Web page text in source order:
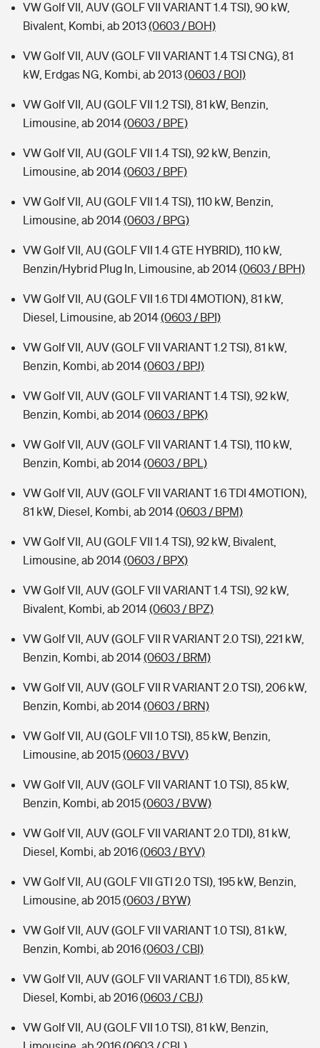
VW Golf VII, AUV (GOLF VII VARIANT 1.4 TSI), 90 kW,
Bivalent, Kombi, ab 2013(0603 / BOH)
VW Golf VII, AUV (GOLF VII VARIANT 1.4 TSI CNG), 81
kW, Erdgas NG, Kombi, ab 2013(0603 / BOI)
VW Golf VII, AU (GOLF VII 1.2 TSI), 81 kW, Benzin,
Limousine, ab 2014(0603 / BPE)
VW Golf VII, AU (GOLF VII 1.4 TSI), 92 kW, Benzin,
Limousine, ab 2014(0603 / BPF)
VW Golf VII, AU (GOLF VII 1.4 TSI), 110 kW, Benzin,
Limousine, ab 2014(0603 / BPG)
VW Golf VII, AU (GOLF VII 1.4 GTE HYBRID), 110 kW,
Benzin/Hybrid Plug In, Limousine, ab 2014(0603 / BPH)
VW Golf VII, AU (GOLF VII 1.6 TDI 4MOTION), 81 kW,
Diesel, Limousine, ab 2014(0603 / BPI)
VW Golf VII, AUV (GOLF VII VARIANT 1.2 TSI), 81 kW,
Benzin, Kombi, ab 2014(0603 / BPJ)
VW Golf VII, AUV (GOLF VII VARIANT 1.4 TSI), 92 kW,
Benzin, Kombi, ab 2014(0603 / BPK)
VW Golf VII, AUV (GOLF VII VARIANT 1.4 TSI), 110 kW,
Benzin, Kombi, ab 2014(0603 / BPL)
VW Golf VII, AUV (GOLF VII VARIANT 1.6 TDI 4MOTION),
81 kW, Diesel, Kombi, ab 2014(0603 / BPM)
VW Golf VII, AU (GOLF VII 1.4 TSI), 92 kW, Bivalent,
Limousine, ab 2014(0603 / BPX)
VW Golf VII, AUV (GOLF VII VARIANT 1.4 TSI), 92 kW,
Bivalent, Kombi, ab 2014(0603 / BPZ)
VW Golf VII, AUV (GOLF VII R VARIANT 2.0 TSI), 221 kW,
Benzin, Kombi, ab 2014(0603 / BRM)
VW Golf VII, AUV (GOLF VII R VARIANT 2.0 TSI), 206 kW,
Benzin, Kombi, ab 2014(0603 / BRN)
VW Golf VII, AU (GOLF VII 1.0 TSI), 85 kW, Benzin,
Limousine, ab 2015(0603 / BVV)
VW Golf VII, AUV (GOLF VII VARIANT 1.0 TSI), 85 kW,
Benzin, Kombi, ab 2015(0603 / BVW)
VW Golf VII, AUV (GOLF VII VARIANT 2.0 TDI), 81 kW,
Diesel, Kombi, ab 2016(0603 / BYV)
VW Golf VII, AU (GOLF VII GTI 2.0 TSI), 195 kW, Benzin,
Limousine, ab 2015(0603 / BYW)
VW Golf VII, AUV (GOLF VII VARIANT 1.0 TSI), 81 kW,
Benzin, Kombi, ab 2016(0603 / CBI)
VW Golf VII, AUV (GOLF VII VARIANT 1.6 TDI), 85 kW,
Diesel, Kombi, ab 2016(0603 / CBJ)
VW Golf VII, AU (GOLF VII 1.0 TSI), 81 kW, Benzin,